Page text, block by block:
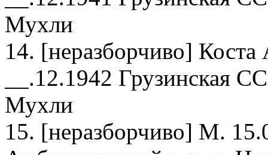
Мухли
14. [неразборчиво]
__.12.1942 Грузинская
Мухли
15. [неразборчиво] М.